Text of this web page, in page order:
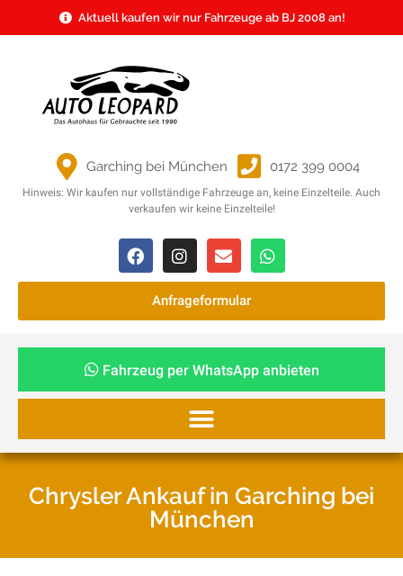
Aktuell kaufen wir nur Fahrzeuge ab BJ 2008 an!
Garching bei München 0172 399 0004
Hinweis: Wir kaufen nur vollständige Fahrzeuge an, keine Einzelteile. Auch
verkaufen wir keine Einzelteile!
Anfrageformular
Fahrzeug per WhatsApp anbieten
Chrysler Ankauf in Garching bei
München